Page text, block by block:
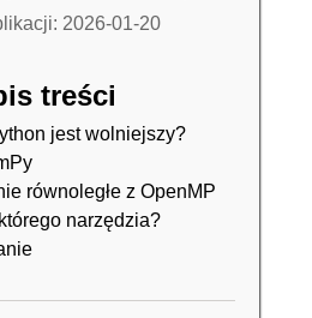
2026-01-20
treści
jest wolniejszy?
równoległe z OpenMP
narzędzia?